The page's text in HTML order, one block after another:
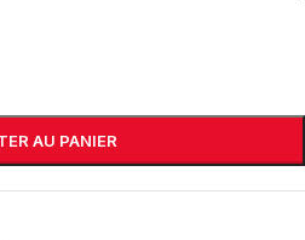
AU PANIER